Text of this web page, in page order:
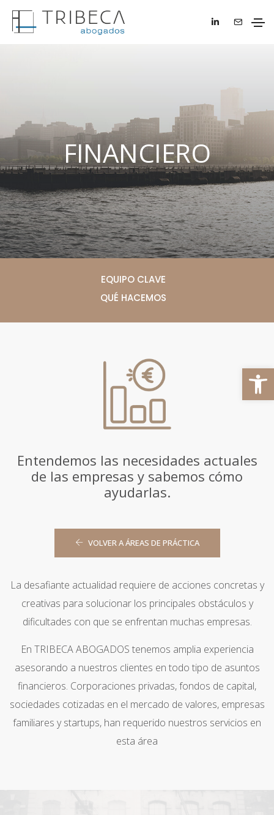
Abrir
FINANCIERO
EQUIPO CLAVE
QUÉ HACEMOS
Entendemos las necesidades actuales
de las empresas y sabemos cómo
ayudarlas.
VOLVER A ÁREAS DE PRÁCTICA
La desafiante actualidad requiere de acciones concretas y
creativas para solucionar los principales obstáculos y
dificultades con que se enfrentan muchas empresas.
En TRIBECA ABOGADOS tenemos amplia experiencia
asesorando a nuestros clientes en todo tipo de asuntos
financieros. Corporaciones privadas, fondos de capital,
sociedades cotizadas en el mercado de valores, empresas
familiares y startups, han requerido nuestros servicios en
esta área